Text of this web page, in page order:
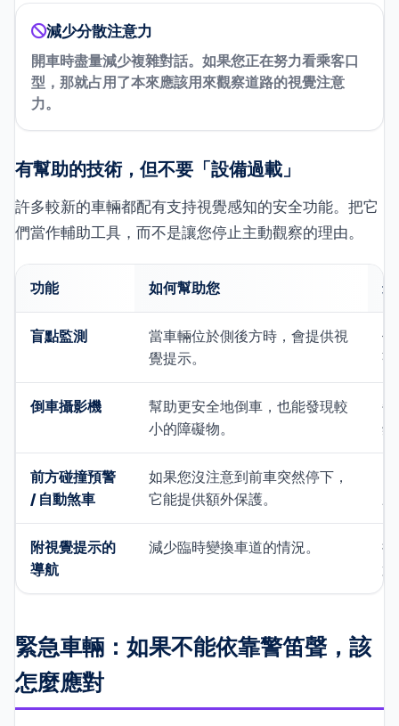
減少分散注意力
開車時盡量減少複雜對話。如果您正在努力看乘客口
型，那就占用了本來應該用來觀察道路的視覺注意
力。
有幫助的技術，但不要「設備過載」
許多較新的車輛都配有支持視覺感知的安全功能。把它
們當作輔助工具，而不是讓您停止主動觀察的理由。
功能 如何幫助您
盲點監測
當車輛位於側後方時，會提供視
覺提示。
倒車攝影機
幫助更安全地倒車，也能發現較
小的障礙物。
前方碰撞預警
/ 自動煞車
如果您沒注意到前車突然停下，
它能提供額外保護。
附視覺提示的
導航
減少臨時變換車道的情況。
緊急車輛：如果不能依靠警笛聲，該
怎麼應對